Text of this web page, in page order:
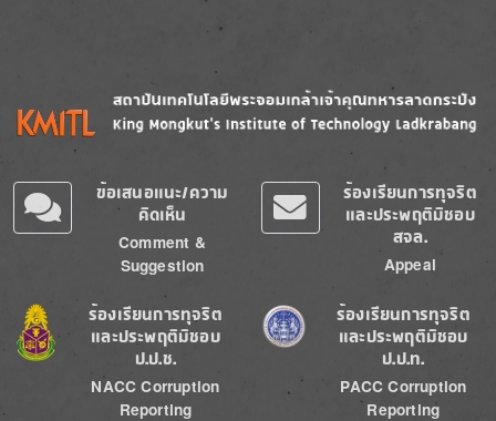
Image
ข้อเสนอแนะ/ความ
คิดเห็น
Comment &
Suggestion
ร้องเรียนการทุจริต
และประพฤติมิชอบ
สจล.
Appeal
Image
ร้องเรียนการทุจริต
และประพฤติมิชอบ
ป.ป.ช.
NACC Corruption
Reporting
Image
ร้องเรียนการทุจริต
และประพฤติมิชอบ
ป.ป.ท.
PACC Corruption
Reporting